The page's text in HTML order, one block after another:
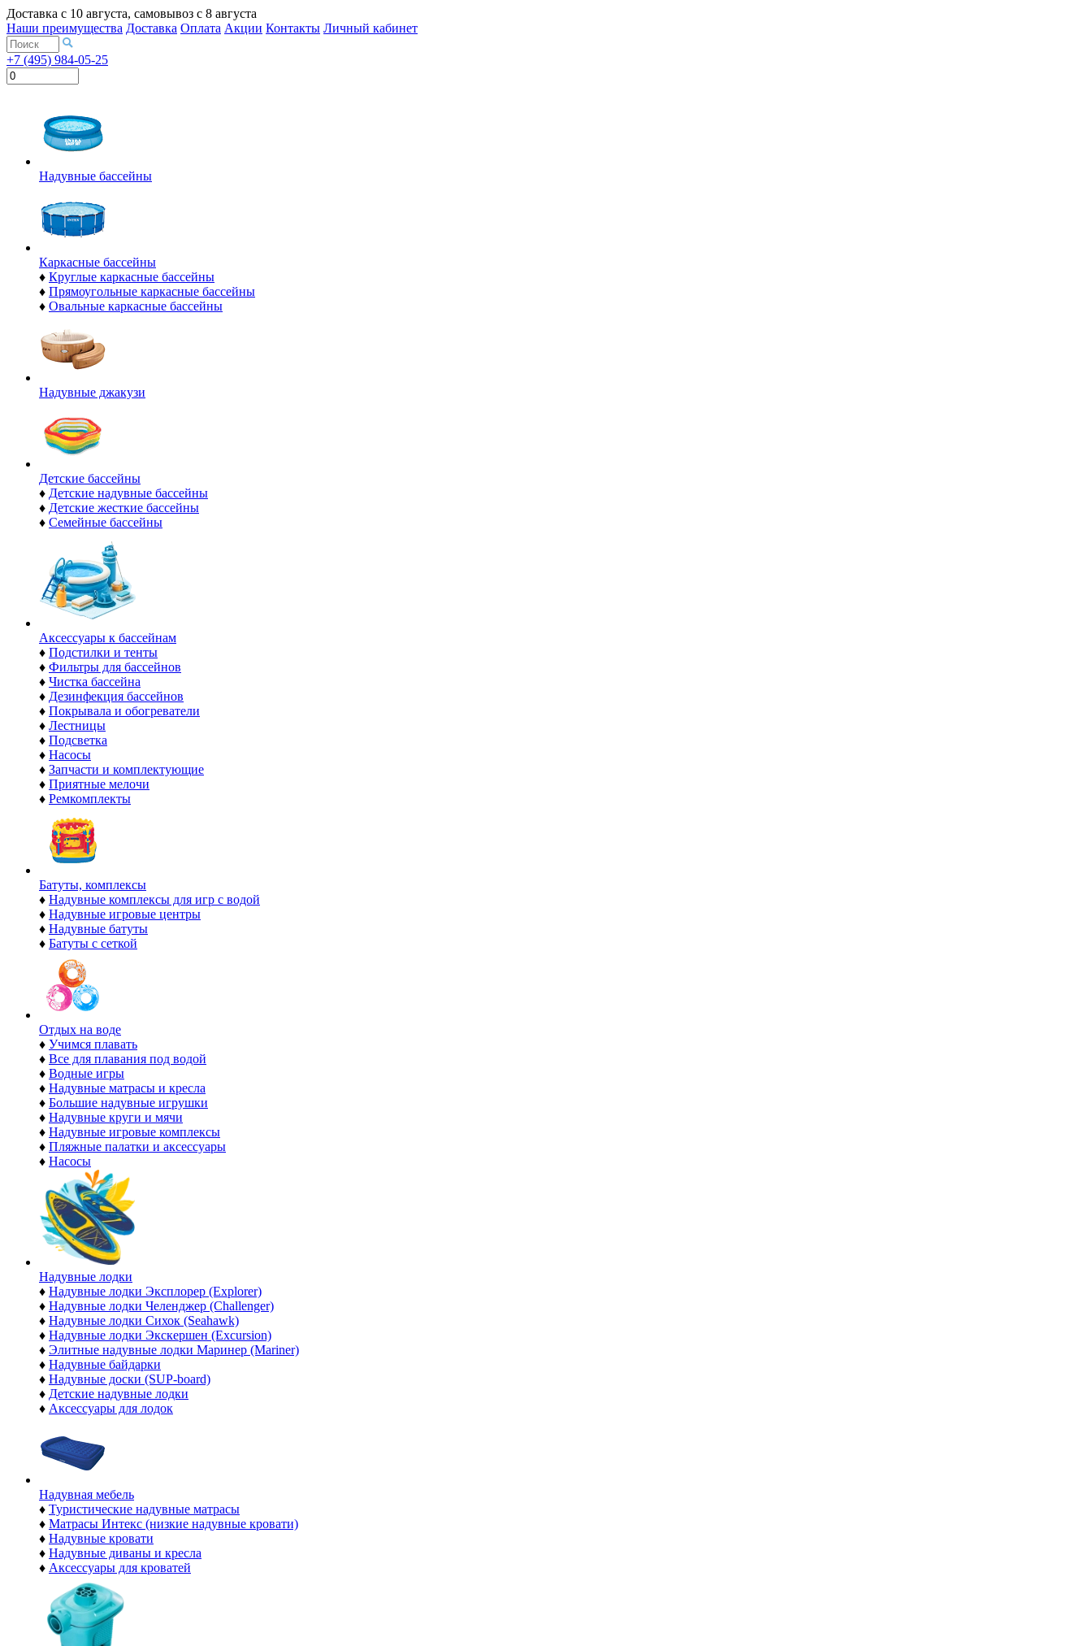
Доставка с 10 августа, самовывоз с 8 августа
Наши преимущества Доставка Оплата Акции Контакты Личный кабинет
+7 (495) 984-05-25
Надувные бассейны
Каркасные бассейны
♦ Круглые каркасные бассейны
♦ Прямоугольные каркасные бассейны
♦ Овальные каркасные бассейны
Надувные джакузи
Детские бассейны
♦ Детские надувные бассейны
♦ Детские жесткие бассейны
♦ Семейные бассейны
Аксессуары к бассейнам
♦ Подстилки и тенты
♦ Фильтры для бассейнов
♦ Чистка бассейна
♦ Дезинфекция бассейнов
♦ Покрывала и обогреватели
♦ Лестницы
♦ Подсветка
♦ Насосы
♦ Запчасти и комплектующие
♦ Приятные мелочи
♦ Ремкомплекты
Батуты, комплексы
♦ Надувные комплексы для игр с водой
♦ Надувные игровые центры
♦ Надувные батуты
♦ Батуты с сеткой
Отдых на воде
♦ Учимся плавать
♦ Все для плавания под водой
♦ Водные игры
♦ Надувные матрасы и кресла
♦ Большие надувные игрушки
♦ Надувные круги и мячи
♦ Надувные игровые комплексы
♦ Пляжные палатки и аксессуары
♦ Насосы
Надувные лодки
♦ Надувные лодки Эксплорер (Explorer)
♦ Надувные лодки Челенджер (Challenger)
♦ Надувные лодки Сихок (Seahawk)
♦ Надувные лодки Экскершен (Excursion)
♦ Элитные надувные лодки Маринер (Mariner)
♦ Надувные байдарки
♦ Надувные доски (SUP-board)
♦ Детские надувные лодки
♦ Аксессуары для лодок
Надувная мебель
♦ Туристические надувные матрасы
♦ Матрасы Интекс (низкие надувные кровати)
♦ Надувные кровати
♦ Надувные диваны и кресла
♦ Аксессуары для кроватей